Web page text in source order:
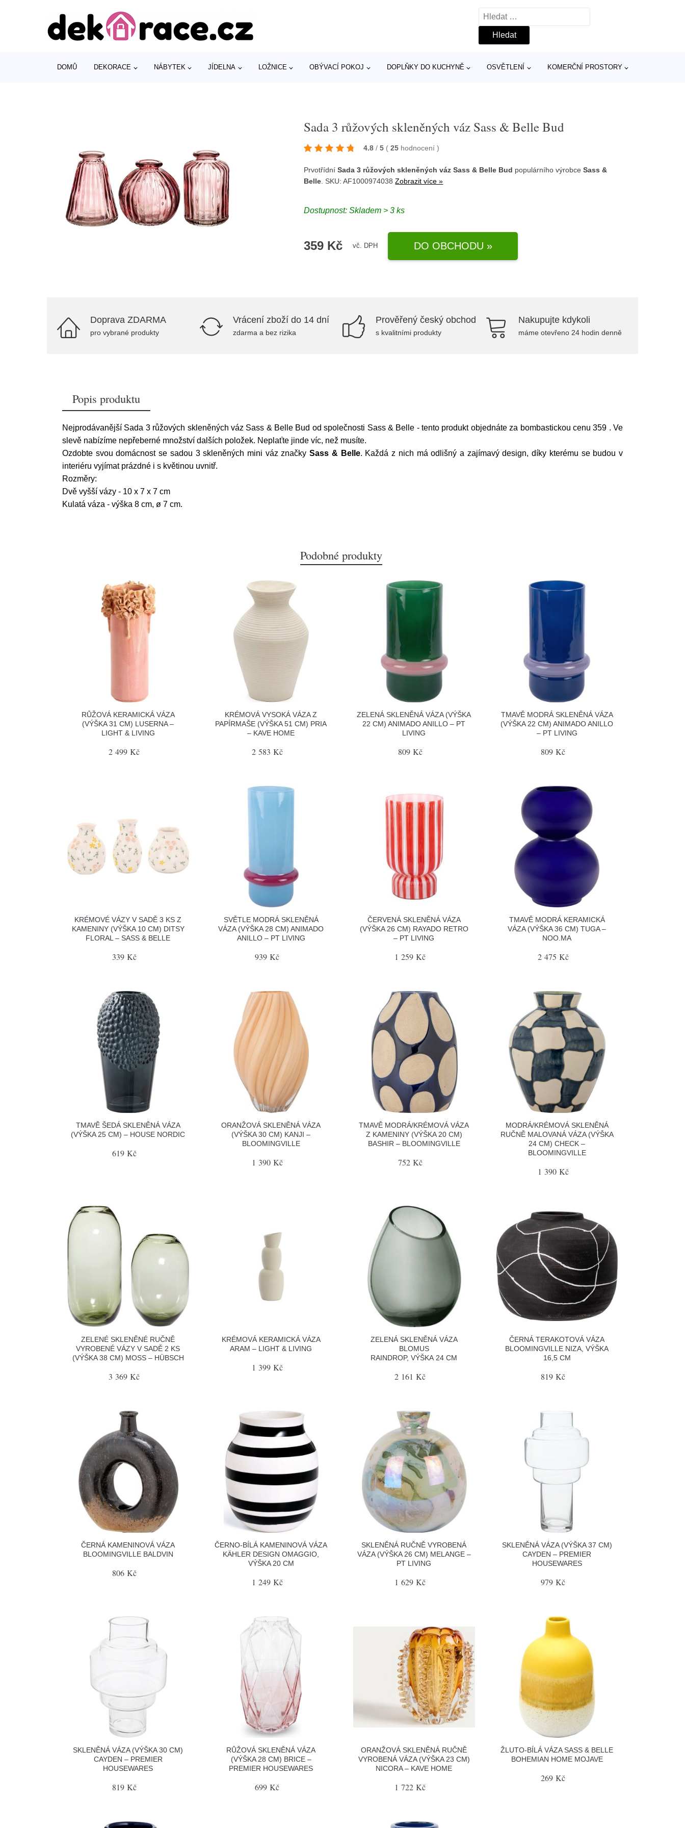
Vyhledávání
DOMŮ DEKORACE NÁBYTEK JÍDELNA LOŽNICE OBÝVACÍ POKOJ DOPLŇKY DO KUCHYNĚ OSVĚTLENÍ KOMERČNÍ PROSTORY
Sada 3 růžových skleněných váz Sass & Belle Bud
4.8 / 5 ( 25 hodnocení)
PrvotřídníSada 3 růžových skleněných váz Sass & Belle Bud populárního výrobceSass &
Belle . SKU: AF1000974038Zobrazit více »
Dostupnost: Skladem > 3 ks
359 Kč vč. DPH DO OBCHODU »
Doprava ZDARMA
pro vybrané produkty
Vrácení zboží do 14 dní
zdarma a bez rizika
Prověřený český obchod
s kvalitními produkty
Nakupujte kdykoli
máme otevřeno 24 hodin denně
Popis produktu
Nejprodávanější Sada 3 růžových skleněných váz Sass & Belle Bud od společnosti Sass & Belle - tento produkt objednáte za bombastickou cenu 359 . Ve
slevě nabízíme nepřeberné množství dalších položek. Neplaťte jinde víc, než musíte.
Ozdobte svou domácnost se sadou 3 skleněných mini váz značkySass & Belle. Každá z nich má odlišný a zajímavý design, díky kterému se budou v
interiéru vyjímat prázdné i s květinou uvnitř.
Rozměry:
Dvě vyšší vázy - 10 x 7 x 7 cm
Kulatá váza - výška 8 cm, ø 7 cm.
Podobné produkty
RŮŽOVÁ KERAMICKÁ VÁZA
(VÝŠKA 31 CM) LUSERNA –
LIGHT & LIVING
2 499 Kč
KRÉMOVÁ VYSOKÁ VÁZA Z
PAPÍRMAŠE (VÝŠKA 51 CM) PRIA
– KAVE HOME
2 583 Kč
ZELENÁ SKLENĚNÁ VÁZA (VÝŠKA
22 CM) ANIMADO ANILLO – PT
LIVING
809 Kč
TMAVĚ MODRÁ SKLENĚNÁ VÁZA
(VÝŠKA 22 CM) ANIMADO ANILLO
– PT LIVING
809 Kč
KRÉMOVÉ VÁZY V SADĚ 3 KS Z
KAMENINY (VÝŠKA 10 CM) DITSY
FLORAL – SASS & BELLE
339 Kč
SVĚTLE MODRÁ SKLENĚNÁ
VÁZA (VÝŠKA 28 CM) ANIMADO
ANILLO – PT LIVING
939 Kč
ČERVENÁ SKLENĚNÁ VÁZA
(VÝŠKA 26 CM) RAYADO RETRO
– PT LIVING
1 259 Kč
TMAVĚ MODRÁ KERAMICKÁ
VÁZA (VÝŠKA 36 CM) TUGA –
NOO.MA
2 475 Kč
TMAVĚ ŠEDÁ SKLENĚNÁ VÁZA
(VÝŠKA 25 CM) – HOUSE NORDIC
619 Kč
ORANŽOVÁ SKLENĚNÁ VÁZA
(VÝŠKA 30 CM) KANJI –
BLOOMINGVILLE
1 390 Kč
TMAVĚ MODRÁ/KRÉMOVÁ VÁZA
Z KAMENINY (VÝŠKA 20 CM)
BASHIR – BLOOMINGVILLE
752 Kč
MODRÁ/KRÉMOVÁ SKLENĚNÁ
RUČNĚ MALOVANÁ VÁZA (VÝŠKA
24 CM) CHECK –
BLOOMINGVILLE
1 390 Kč
ZELENÉ SKLENĚNÉ RUČNĚ
VYROBENÉ VÁZY V SADĚ 2 KS
(VÝŠKA 38 CM) MOSS – HÜBSCH
3 369 Kč
KRÉMOVÁ KERAMICKÁ VÁZA
ARAM – LIGHT & LIVING
1 399 Kč
ZELENÁ SKLENĚNÁ VÁZA
BLOMUS
RAINDROP, VÝŠKA 24 CM
2 161 Kč
ČERNÁ TERAKOTOVÁ VÁZA
BLOOMINGVILLE NIZA, VÝŠKA
16,5 CM
819 Kč
ČERNÁ KAMENINOVÁ VÁZA
BLOOMINGVILLE BALDVIN
806 Kč
ČERNO-BÍLÁ KAMENINOVÁ VÁZA
KÄHLER DESIGN OMAGGIO,
VÝŠKA 20 CM
1 249 Kč
SKLENĚNÁ RUČNĚ VYROBENÁ
VÁZA (VÝŠKA 26 CM) MELANGE –
PT LIVING
1 629 Kč
SKLENĚNÁ VÁZA (VÝŠKA 37 CM)
CAYDEN – PREMIER
HOUSEWARES
979 Kč
SKLENĚNÁ VÁZA (VÝŠKA 30 CM)
CAYDEN – PREMIER
HOUSEWARES
819 Kč
RŮŽOVÁ SKLENĚNÁ VÁZA
(VÝŠKA 28 CM) BRICE –
PREMIER HOUSEWARES
699 Kč
ORANŽOVÁ SKLENĚNÁ RUČNĚ
VYROBENÁ VÁZA (VÝŠKA 23 CM)
NICORA – KAVE HOME
1 722 Kč
ŽLUTO-BÍLÁ VÁZA SASS & BELLE
BOHEMIAN HOME MOJAVE
269 Kč